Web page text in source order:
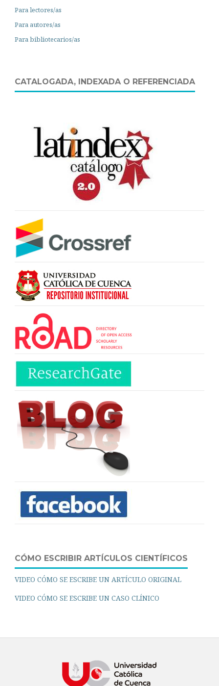
Para lectores/as
Para autores/as
Para bibliotecarios/as
CATALOGADA, INDEXADA O REFERENCIADA
CÓMO ESCRIBIR ARTÍCULOS CIENTÍFICOS
VIDEO CÓMO SE ESCRIBE UN ARTÍCULO ORIGINAL
VIDEO CÓMO SE ESCRIBE UN CASO CLÍNICO